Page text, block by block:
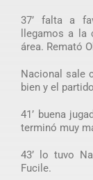
37’ falta a
llegamos a
área. Remató
Nacional sale
bien y el
41’ buena
terminó muy
43’ lo tuvo
Fucile.